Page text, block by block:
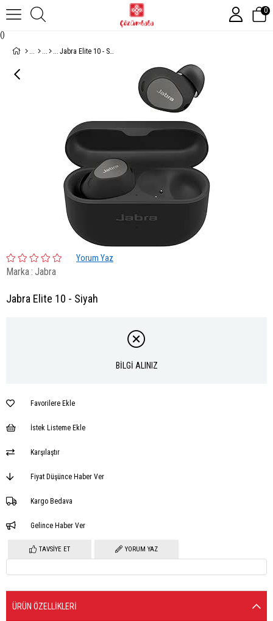
()
0
Jabra Elite 10 - Siyah
Yorum Yaz
Marka: Jabra
Jabra Elite 10 - Siyah
BİLGİ ALINIZ
Favorilere Ekle
İstek Listeme Ekle
Karşılaştır
Fiyat Düşünce Haber Ver
Kargo Bedava
Gelince Haber Ver
TAVSIYE ET YORUM YAZ
ÜRÜN ÖZELLIKLERI